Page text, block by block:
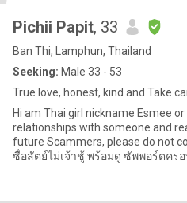
Pichii Papit, 33
Ban Thi, Lamphun, Thailand
Seeking: Male 33 - 53
True love, honest, kind and Take
Hi am Thai girl nickname Esmee
relationships with someone and
future Scammers, please do not contact me. เป็นคนใจดี ชอบคน
ซื่อสัตย์ไม่เจ้าชู้ พร้อมดู ซัพพอร์ตครอ